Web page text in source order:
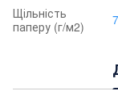
Щільність
паперу (г/м2)